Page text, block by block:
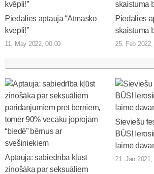
Piedalies aptaujā “Atmasko
kvēpli!”
11. May 2022, 00:00
Piedalies
skaistuma
25. Feb
Aptauja: sabiedrība kļūst
zinošāka par seksuāliem
Sieviešu
BŪS!
laimē
21. Jan 2021,